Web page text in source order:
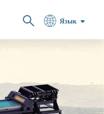
Язык